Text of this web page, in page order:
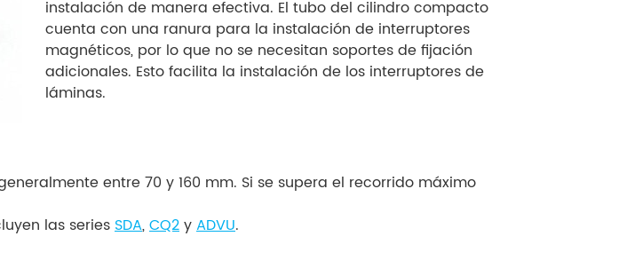
instalación de manera efectiva. El tubo del cilindro compacto
cuenta con una ranura para la instalación de interruptores
magnéticos, por lo que no se necesitan soportes de fijación
adicionales. Esto facilita la instalación de los interruptores de
láminas.
entre 70 y 160 mm. Si se supera el recorrido máximo
las series SDA CQ2 y ADVU.